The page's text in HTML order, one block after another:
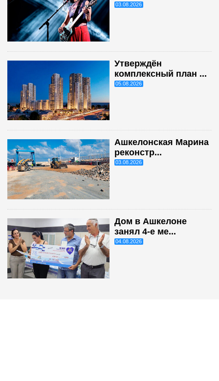
03.08.2026
Утверждён
комплексный план ...
05.08.2026
Ашкелонская Марина
реконстр...
03.08.2026
Дом в Ашкелоне
занял 4-е ме...
04.08.2026